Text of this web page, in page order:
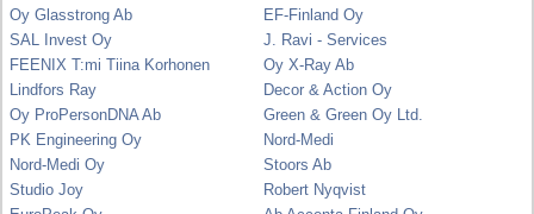
Oy Glasstrong Ab
EF-Finland Oy
SAL Invest Oy
J. Ravi - Services
FEENIX T:mi Tiina Korhonen
Oy X-Ray Ab
Lindfors Ray
Decor & Action Oy
Oy ProPersonDNA Ab
Green & Green Oy Ltd.
PK Engineering Oy
Nord-Medi
Nord-Medi Oy
Stoors Ab
Studio Joy
Robert Nyqvist